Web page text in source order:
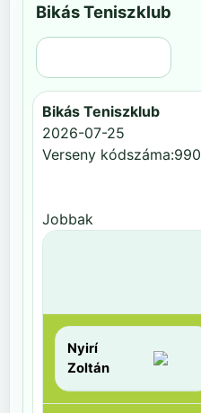
Bikás Teniszklub
Bikás Teniszklub
2026-07-25
Verseny kódszáma:990
Jobbak
Nyirí
Zoltán